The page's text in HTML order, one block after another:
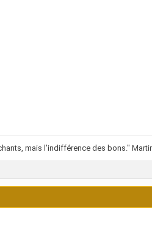
mais l'indifférence des bons."